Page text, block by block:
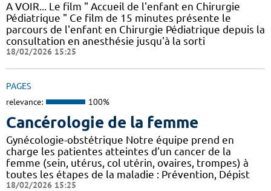
A VOIR... Le film " Accueil de l'enfant en Chirurgie
Pédiatrique " Ce film de 15 minutes présente le
parcours de l'enfant en Chirurgie Pédiatrique depuis la
consultation en anesthésie jusqu'à la sorti
18/02/2026 15:25
PAGES
relevance: 100%
Cancérologie de la femme
Gynécologie-obstétrique Notre équipe prend en
charge les patientes atteintes d'un cancer de la
femme (sein, utérus, col utérin, ovaires, trompes) à
toutes les étapes de la maladie : Prévention, Dépist
18/02/2026 15:25